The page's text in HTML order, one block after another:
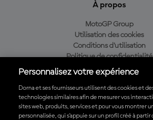
À propos
MotoGP Group
Utilisation des cookies
Conditions d'utilisation
Politique de confidentialité
Politique d’achat
Télécharger l'appli officielle du
Personnalisez votre expérience
Dorna et ses fournisseurs utilisent des cookies et
technologies similaires afin de mesurer vos
sites web, produits, services et pour vous montrer
personnalisée, qui s’appuie sur un profil créé à partir